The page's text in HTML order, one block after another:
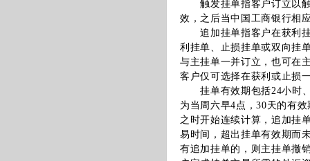
触发挂单指客户订立以触
效，之后当中国工商银行相
追加挂单指客户在获利挂
利挂单、止损挂单或双向挂
与主挂单一并订立，也可在
客户仅可选择在获利或止损
挂单有效期包括24小时、
为当周六早4点，30天的有
之时开始连续计算，追加挂
易时间，超出挂单有效期而
有追加挂单的，则主挂单撤